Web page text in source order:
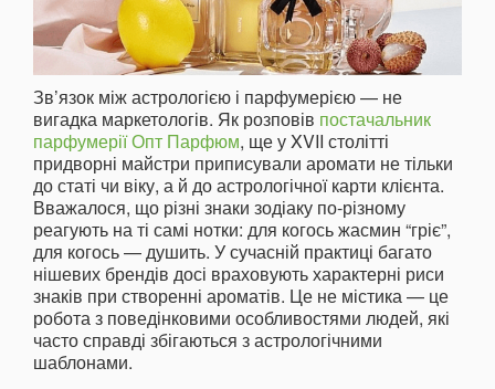
Зв’язок між астрологією і парфумерією — не
вигадка маркетологів. Як розповів постачальник
парфумерії Опт Парфюм, ще у XVII столітті
придворні майстри приписували аромати не тільки
до статі чи віку, а й до астрологічної карти клієнта.
Вважалося, що різні знаки зодіаку по-різному
реагують на ті самі нотки: для когось жасмин “гріє”,
для когось — душить. У сучасній практиці багато
нішевих брендів досі враховують характерні риси
знаків при створенні ароматів. Це не містика — це
робота з поведінковими особливостями людей, які
часто справді збігаються з астрологічними
шаблонами.